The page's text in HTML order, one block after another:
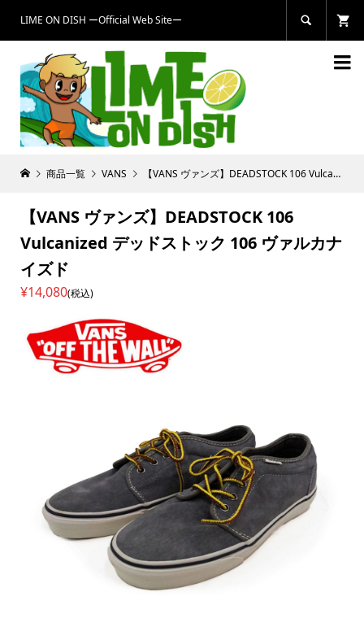
LIME ON DISH ーOfficial Web Siteー 

商品一覧 VANS 【VANS ヴァンズ】DEADSTOCK 106 Vulcanized デッドストック 106 ヴァルカナイズド
【VANS ヴァンズ】DEADSTOCK 106
Vulcanized デッドストック 106 ヴァルカナ
イズド
¥14,080(税込)